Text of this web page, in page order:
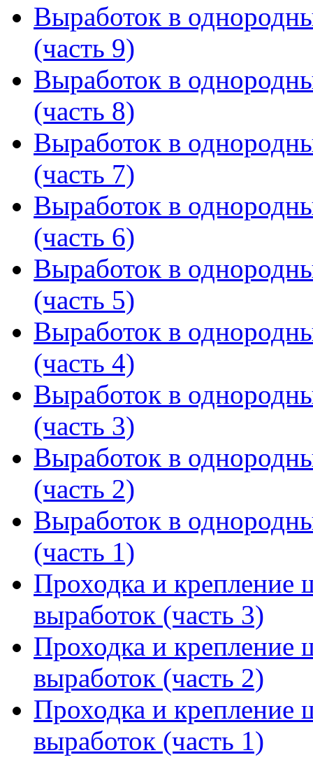
Выработок в
(часть 9)
Выработок в
(часть 8)
Выработок в
(часть 7)
Выработок в
(часть 6)
Выработок в
(часть 5)
Выработок в
(часть 4)
Выработок в
(часть 3)
Выработок в
(часть 2)
Выработок в
(часть 1)
Проходка и крепление
выработок (часть 3)
Проходка и крепление
выработок (часть 2)
Проходка и крепление
выработок (часть 1)